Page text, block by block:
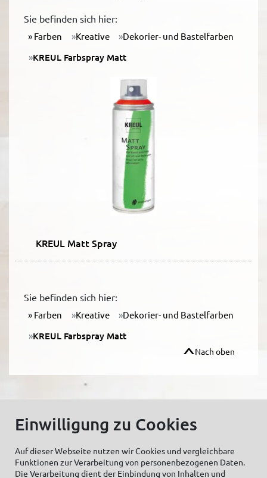
Sie befinden sich hier:
Farben Kreative Dekorier- und Bastelfarben
KREUL Farbspray Matt
KREUL Matt Spray
Sie befinden sich hier:
Farben Kreative Dekorier- und Bastelfarben
KREUL Farbspray Matt
Nach oben
© C.Kreul GmbH Co. KG - Alle Rechte vorbehalten
Einwilligung zu Cookies
Auf dieser Webseite nutzen wir Cookies und vergleichbare
Funktionen zur Verarbeitung von personenbezogenen Daten.
Die Verarbeitung dient der Einbindung von Inhalten und